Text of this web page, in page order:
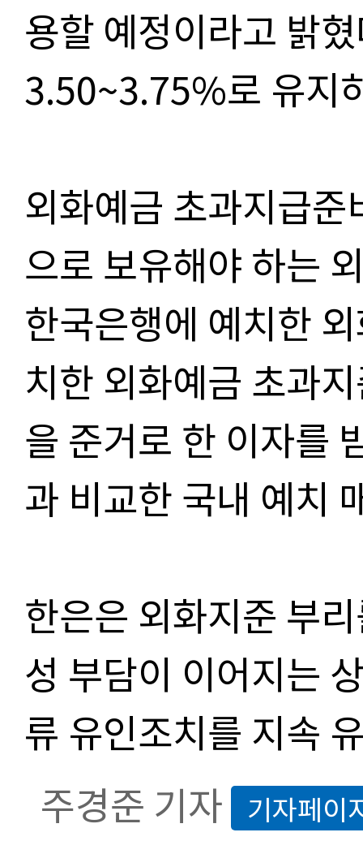
용할 예정이라고 밝
3.50~3.75%로 유지
외화예금 초과지급
으로 보유해야 하는
한국은행에 예치한
치한 외화예금 초과
을 준거로 한 이자를
과 비교한 국내 예치
한은은 외화지준 부
성 부담이 이어지는
류 유인조치를 지속
주경준 기자 기자페이